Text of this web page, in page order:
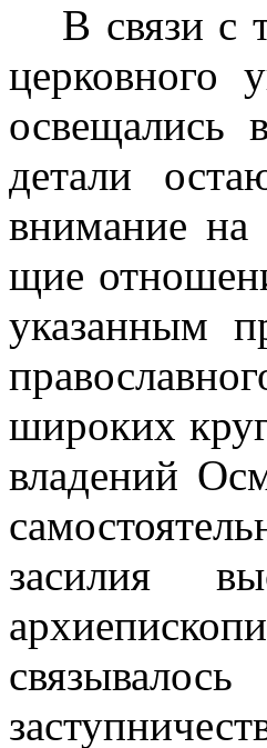
В связи с
церковного
освещались
детали
внимание
щие
указанным
широких
владений
засилия